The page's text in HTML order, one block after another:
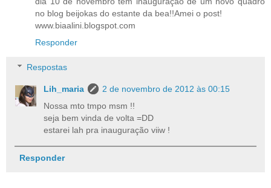
no blog beijokas do estante da bea!!Amei o post!
www.biaalini.blogspot.com
Responder
Respostas
Lih_maria
2 de novembro de 2012 às 00:15
Nossa mto tmpo msm !!
seja bem vinda de volta =DD
estarei lah pra inauguração viiw !
Responder